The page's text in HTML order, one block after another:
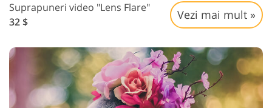
Suprapuneri video "Lens Flare"
32 $
Vezi mai mult »